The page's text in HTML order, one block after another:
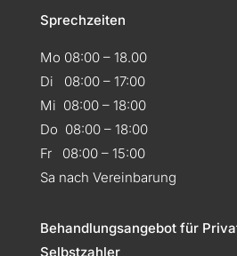
Sprechzeiten
Mo 08:00 – 18.00
Di 08:00 – 17:00
Mi 08:00 – 18:00
Do 08:00 – 18:00
Fr 08:00 – 15:00
Sa nach Vereinbarung
Behandlungsangebot für
Selbstzahler